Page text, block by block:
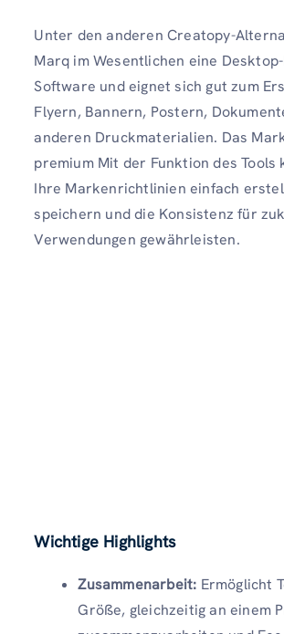
Unter den anderen Creatopy-
Marq im Wesentlichen eine
Software und eignet sich gut zum
Flyern, Bannern, Postern,
anderen Druckmaterialien. Das
premium Mit der Funktion des Tools
Ihre Markenrichtlinien einfach
speichern und die Konsistenz für
Verwendungen gewährleisten.
Wichtige Highlights
Zusammenarbeit: Ermöglicht
Größe, gleichzeitig an einem